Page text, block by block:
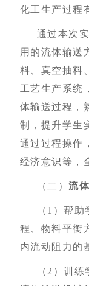
化工生产过程
通过本次
用的流体输送
料、真空抽料
工艺生产系统
体输送过程，
制，提升学生
通过过程操作
经济意识等，
（二）流
（1）帮助
程、物料平衡
内流动阻力的
（2）训练